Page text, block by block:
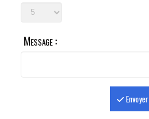
Message :
Envoyer